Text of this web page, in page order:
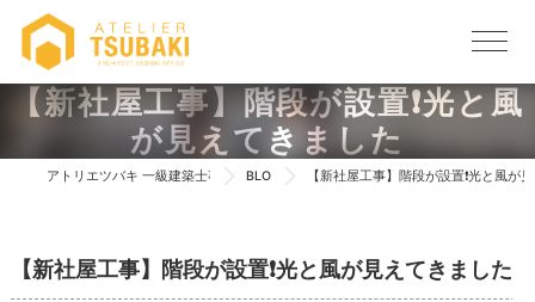
【新社屋工事】階段が設置❗光と風
が見えてきました
アトリエツバキ 一級建築士事務所 TOP
BLOG 【新社屋工事】階段が設置❗光と風が
【新社屋工事】階段が設置❗光と風が見えてきました